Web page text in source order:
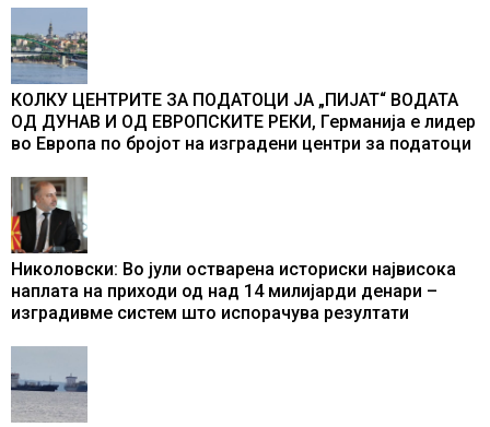
КОЛКУ ЦЕНТРИТЕ ЗА ПОДАТОЦИ ЈА „ПИЈАТ“ ВОДАТА
ОД ДУНАВ И ОД ЕВРОПСКИТЕ РЕКИ, Германија е лидер
во Европа по бројот на изградени центри за податоци
Николовски: Во јули остварена историски највисока
наплата на приходи од над 14 милијарди денари –
изградивме систем што испорачува резултати